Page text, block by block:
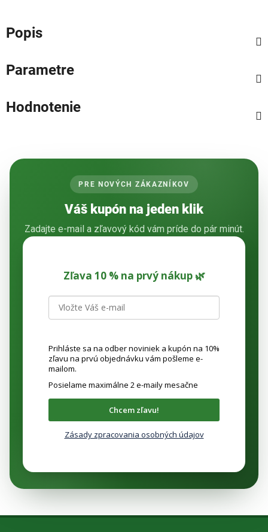
Popis
Parametre
Hodnotenie
PRE NOVÝCH ZÁKAZNÍKOV
Váš kupón na jeden klik
Zadajte e-mail a zľavový kód vám príde do pár minút.
Zľava 10 % na prvý nákup 🌿
Prihláste sa na odber noviniek a kupón na 10%
zľavu na prvú objednávku vám pošleme e-
mailom.
Posielame maximálne 2 e-maily mesačne
Chcem zľavu!
Zásady zpracovania osobných údajov